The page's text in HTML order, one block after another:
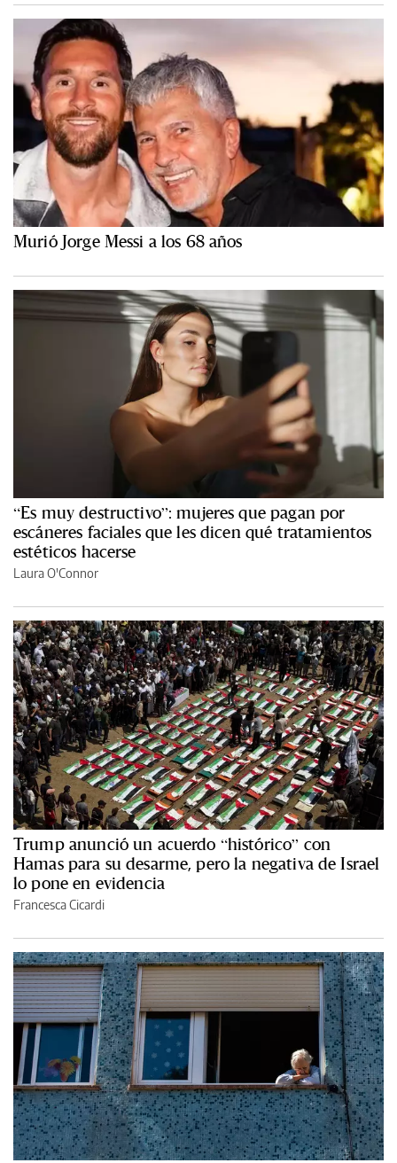
Murió Jorge Messi a los 68 años
“Es muy destructivo”: mujeres que pagan por
escáneres faciales que les dicen qué tratamientos
estéticos hacerse
Laura O'Connor
Trump anunció un acuerdo “histórico” con
Hamas para su desarme, pero la negativa de Israel
lo pone en evidencia
Francesca Cicardi